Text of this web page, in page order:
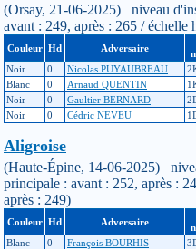
(Orsay, 21-06-2025) niveau
avant : 249, après : 265 / échelle
Couleur Hd Adversaire
Noir
0 Nicolas PUYAUBREAU
Blanc
0 Arnaud QUENTIN
Noir
0 Gaultier BERNARD
Noir
0 Cédric NEVEU
Aligroise
(Haute-Épine, 14-06-2025)
principale : avant : 252, après :
après : 249)
Couleur Hd Adversaire
Blanc
0 François BOURHIS